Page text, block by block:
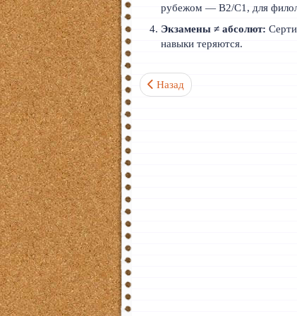
рубежом — B2/C1, для
Экзамены ≠ абсолют:
навыки теряются.
Предыдущий: Как преодолеть
Назад